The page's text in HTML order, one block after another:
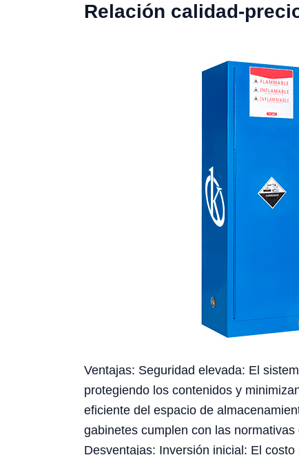
Relación calidad-
Ventajas: Seguridad elevada: El
protegiendo los contenidos y
eficiente del espacio de
gabinetes cumplen con las
Desventajas: Inversión inicial: El